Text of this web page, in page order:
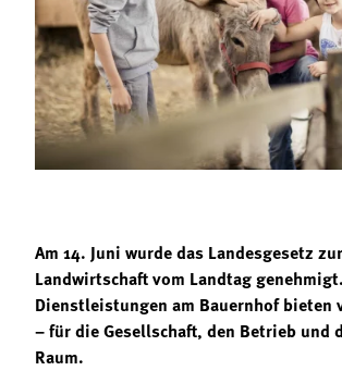
Mitgliedschaft
Landessekretariat
Bäuerliche Buffets
Hofgeschichten
Am 14. Juni wurde das Landesgesetz
Landwirtschaft vom Landtag
Dienstleistungen am Bauernhof bieten
– für die Gesellschaft, den Betrieb und
Raum.